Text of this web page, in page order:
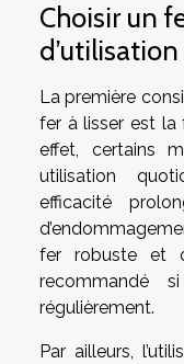
Choisir un
d’utilisation
La première
fer à lisser est la
effet, certains
utilisation
efficacité
fer robuste et
recommandé
régulièrement.
Par ailleurs,